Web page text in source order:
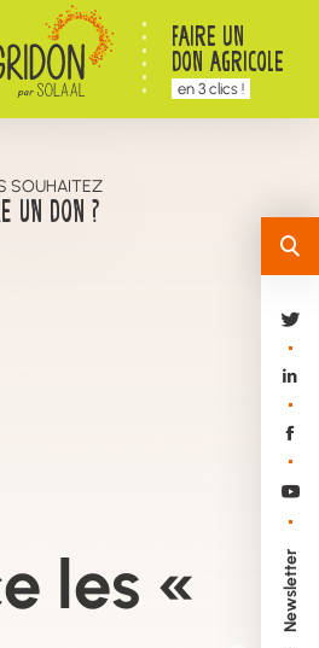
FAIRE UN
DON AGRICOLE
en 3 clics !
SOUHAITEZ
UN DON ?
Newsletter
les «